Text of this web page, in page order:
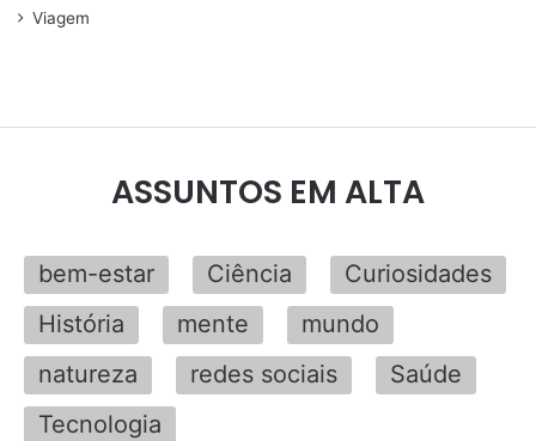
Viagem
ASSUNTOS EM ALTA
bem-estar Ciência
Curiosidades
História
mente
mundo
natureza
redes sociais
Saúde
Tecnologia